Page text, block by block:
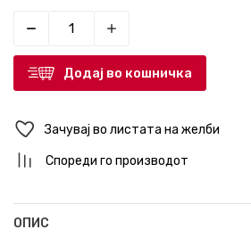
Додај во кошничка
Зачувај во листата на желби
Спореди го производот
ОПИС